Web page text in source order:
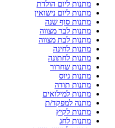
מתנות ליום הולדת
מתנות ליום נישואין
מתנות סוף שנה
מתנות לבר מצווה
מתנות לבת מצווה
מתנות לחינה
מתנות לחתונה
מתנות שחרור
מתנות גיוס
מתנות תודה
מתנות למילואים
מתנה למפקד/ת
מתנות לקיץ
מתנות לחג